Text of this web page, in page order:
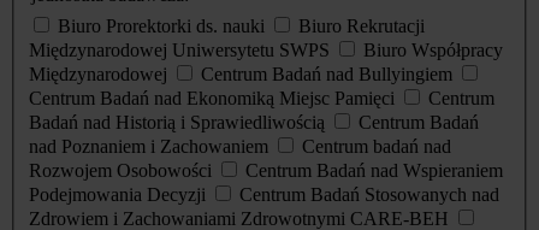
Biuro Prorektorki ds. nauki
Biuro Rekrutacji
Międzynarodowej Uniwersytetu SWPS
Biuro Współpracy
Międzynarodowej
Centrum Badań nad Bullyingiem
Centrum Badań nad Ekonomiką Miejsc Pamięci
Centrum
Badań nad Historią i Sprawiedliwością
Centrum Badań
nad Poznaniem i Zachowaniem
Centrum badań nad
Rozwojem Osobowości
Centrum Badań nad Wspieraniem
Podejmowania Decyzji
Centrum Badań Stosowanych nad
Zdrowiem i Zachowaniami Zdrowotnymi CARE-BEH